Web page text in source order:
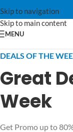
Skip to navigation
Skip to main content
MENU
DEALS OF THE
Great
Week
Get Promo up to